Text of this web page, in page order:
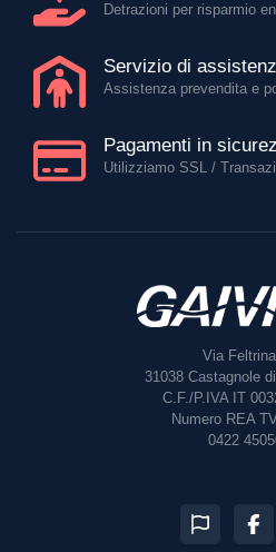
Detrazioni per risparmio
Servizio di
Assistenza prevendita e
Pagamenti in
Utilizziamo SSL /
Via
31038 Castagnole
C.F./P.IVA IT
Numero REA
0422